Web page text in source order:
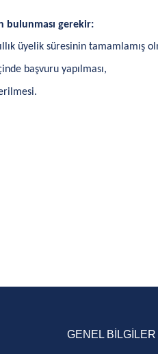
bulunması gerekir:
üyelik süresinin tamamlamış
başvuru yapılması,
GENEL BİLGİLER